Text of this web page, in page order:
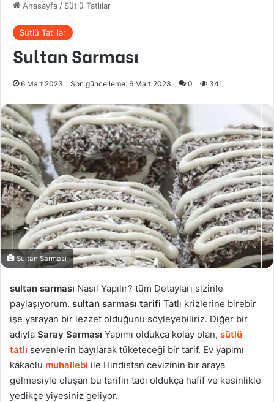
Anasayfa / Sütlü Tatlılar
Sütlü Tatlılar
Sultan Sarması
6 Mart 2023 Son güncelleme: 6 Mart 2023 0 341
Sultan Sarması
sultan sarması Nasıl Yapılır? tüm Detayları sizinle
paylaşıyorum. sultan sarması tarifi Tatlı krizlerine birebir
işe yarayan bir lezzet olduğunu söyleyebiliriz. Diğer bir
adıyla Saray Sarması Yapımı oldukça kolay olan, sütlü
tatlı sevenlerin bayılarak tüketeceği bir tarif. Ev yapımı
kakaolu muhallebi ile Hindistan cevizinin bir araya
gelmesiyle oluşan bu tarifin tadı oldukça hafif ve kesinlikle
yedikçe yiyesiniz geliyor.